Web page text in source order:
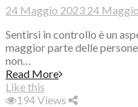
24 Maggio 2023 24
Sentirsi in controllo è un
maggior parte delle
non…
Read More
Like this
194Views